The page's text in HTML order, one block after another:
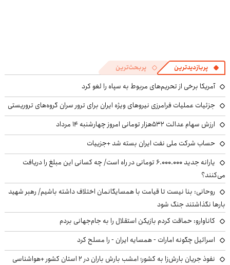
پربازدیدترین پربحث‌ترین
آمریکا برخی از تحریم‌های مربوط به سپاه را لغو کرد
جزئیات عملیات فرامرزی نیروهای ویژه ایران برای ترور سران گروه‌های تروریستی
ارزش سهام عدالت ۵۳۲هزار تومانی امروز چهارشنبه ۱۴ مرداد
حساب‌ شرکت ملی نفت ایران بسته شد +جزییات
یارانه جدید ۶.۰۰۰.۰۰۰ تومانی در راه است/ چه کسانی این مبلغ را دریافت
می‌کنند؟
روحانی: بنا نیست تا قیامت با همسایگانمان اختلاف داشته باشیم/ رهبر شهید
بارها نگذاشتند جنگ شود
کاناوارو: حماقت کردم بازیکن استقلال را به جام‌جهانی بردم
اسرائیل چگونه امارات - همسایه ایران - را مسلح کرد
نفوذ جریان بارش‌زا به کشور؛ امشب بارش باران در ۲ استان کشور +هواشناسی